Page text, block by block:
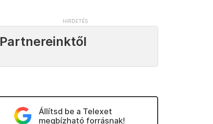
Partnereinktől
Állítsd be a Telexet
megbízható forrásnak!